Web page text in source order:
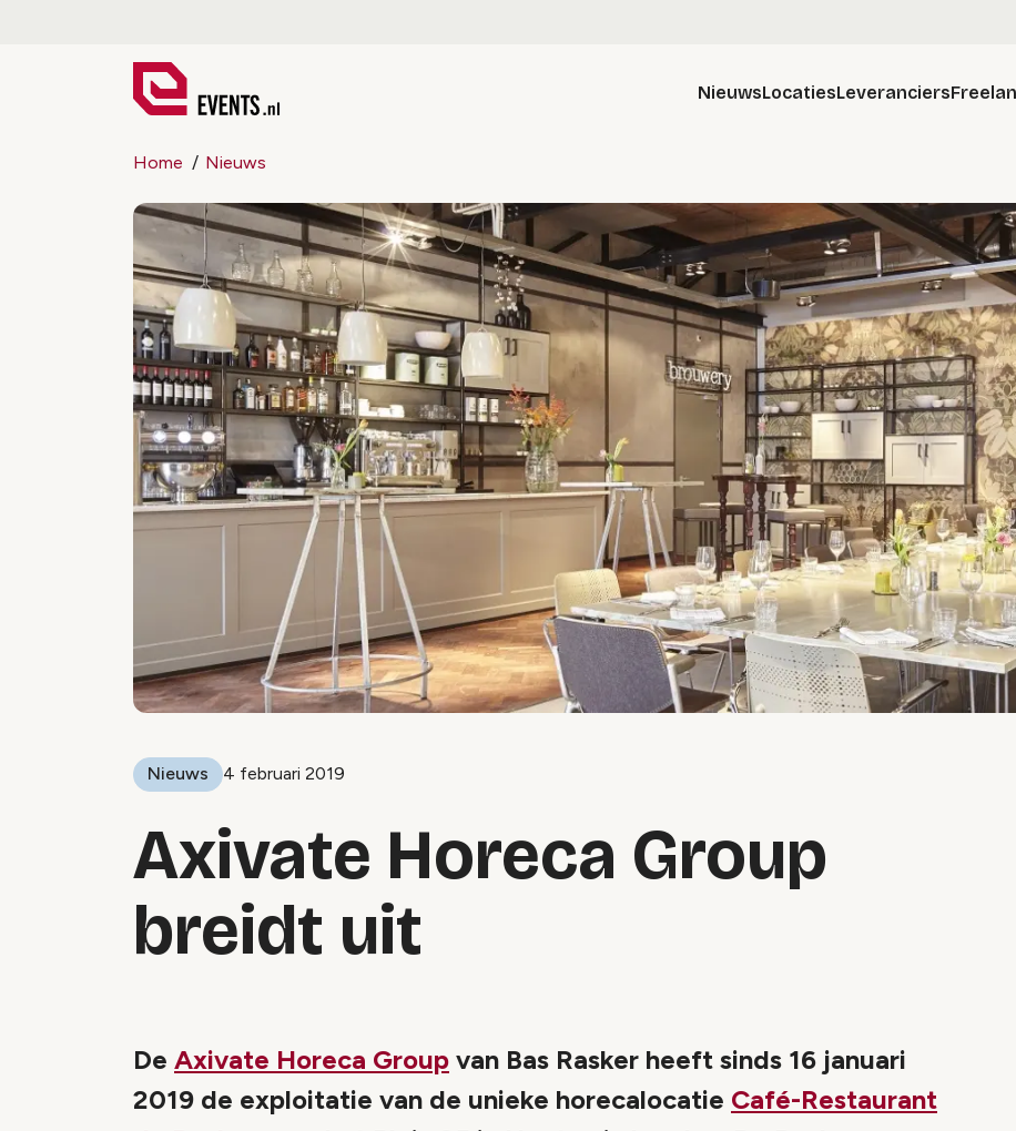
NieuwsLocatiesLeveranciers
Home Nieuws
Nieuws 4 februari 2019
Axivate Horeca Group
breidt uit
De Axivate Horeca Group van Bas Rasker heeft sinds 16 januari
2019 de exploitatie van de unieke horecalocatie Café-Restaurant